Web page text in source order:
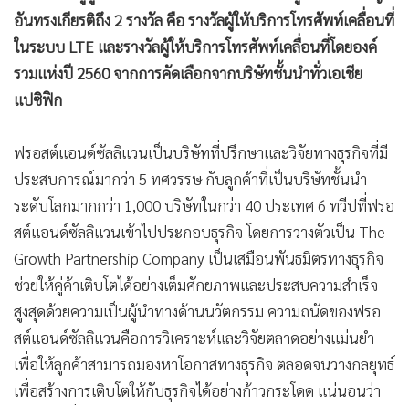
• วิทยาศาสตร์
• SMEs
• หุ้น
• อินโดจีน
กองทุนรวม
Celeb Online
Factcheck
• ญี่ปุ่น
• News1
• Gotomanager
อันทรงเกียรติถึง 2 รางวัล คือ รางวัลผู้ให้บริการโทรศัพท์เคลื่อนที่
ในระบบ LTE และรางวัลผู้ให้บริการโทรศัพท์เคลื่อนที่โดยองค์
รวมแห่งปี 2560 จากการคัดเลือกจากบริษัทชั้นนำทั่วเอเชีย
แปซิฟิก
ฟรอสต์แอนด์ซัลลิแวนเป็นบริษัทที่ปรึกษาและวิจัยทางธุรกิจที่มี
ประสบการณ์มากว่า 5 ทศวรรษ กับลูกค้าที่เป็นบริษัทชั้นนำ
ระดับโลกมากกว่า 1,000 บริษัทในกว่า 40 ประเทศ 6 ทวีปที่ฟรอ
สต์แอนด์ซัลลิแวนเข้าไปประกอบธุรกิจ โดยการวางตัวเป็น The
Growth Partnership Company เป็นเสมือนพันธมิตรทางธุรกิจ
ช่วยให้คู่ค้าเติบโตได้อย่างเต็มศักยภาพและประสบความสำเร็จ
สูงสุดด้วยความเป็นผู้นำทางด้านนวัตกรรม ความถนัดของฟรอ
สต์แอนด์ซัลลิแวนคือการวิเคราะห์และวิจัยตลาดอย่างแม่นยำ
เพื่อให้ลูกค้าสามารถมองหาโอกาสทางธุรกิจ ตลอดจนวางกลยุทธ์
เพื่อสร้างการเติบโตให้กับธุรกิจได้อย่างก้าวกระโดด แน่นอนว่า